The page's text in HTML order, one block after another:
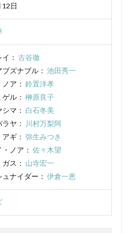
日
： 古谷徹
ズナブル： 池田秀一
ア： 鈴置洋孝
ル： 榊原良子
マ： 白石冬美
ヤ： 川村万梨阿
ギ： 弥生みつき
ノア： 佐々木望
ス： 山寺宏一
ナイダー： 伊倉一恵